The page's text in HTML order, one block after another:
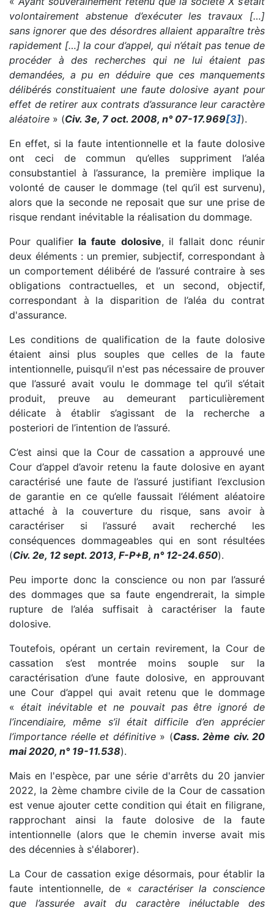
volontairement abstenue d’exécuter les travaux […]
sans ignorer que des désordres allaient apparaître très
rapidement […] la cour d’appel, qui n’était pas tenue de
procéder à des recherches qui ne lui étaient pas
demandées, a pu en déduire que ces manquements
délibérés constituaient une faute dolosive ayant pour
effet de retirer aux contrats d’assurance leur caractère
aléatoire » (Civ. 3e, 7 oct. 2008, n° 07-17.969[3]).
En effet, si la faute intentionnelle et la faute dolosive
ont ceci de commun qu’elles suppriment l’aléa
consubstantiel à l’assurance, la première implique la
volonté de causer le dommage (tel qu’il est survenu),
alors que la seconde ne reposait que sur une prise de
risque rendant inévitable la réalisation du dommage.
Pour qualifier la faute dolosive, il fallait donc réunir
deux éléments : un premier, subjectif, correspondant à
un comportement délibéré de l’assuré contraire à ses
obligations contractuelles, et un second, objectif,
correspondant à la disparition de l’aléa du contrat
d'assurance.
Les conditions de qualification de la faute dolosive
étaient ainsi plus souples que celles de la faute
intentionnelle, puisqu’il n'est pas nécessaire de prouver
que l’assuré avait voulu le dommage tel qu’il s’était
produit, preuve au demeurant particulièrement
délicate à établir s’agissant de la recherche a
posteriori de l’intention de l’assuré.
C’est ainsi que la Cour de cassation a approuvé une
Cour d’appel d’avoir retenu la faute dolosive en ayant
caractérisé une faute de l’assuré justifiant l’exclusion
de garantie en ce qu’elle faussait l’élément aléatoire
attaché à la couverture du risque, sans avoir à
caractériser si l’assuré avait recherché les
conséquences dommageables qui en sont résultées
(Civ. 2e, 12 sept. 2013, F-P+B, n° 12-24.650).
Peu importe donc la conscience ou non par l’assuré
des dommages que sa faute engendrerait, la simple
rupture de l’aléa suffisait à caractériser la faute
dolosive.
Toutefois, opérant un certain revirement, la Cour de
cassation s’est montrée moins souple sur la
caractérisation d’une faute dolosive, en approuvant
une Cour d’appel qui avait retenu que le dommage
« était inévitable et ne pouvait pas être ignoré de
l’incendiaire, même s’il était difficile d’en apprécier
l’importance réelle et définitive» (Cass. 2ème civ. 20
mai 2020, n° 19-11.538).
Mais en l'espèce, par une série d'arrêts du 20 janvier
2022, la 2ème chambre civile de la Cour de cassation
est venue ajouter cette condition qui était en filigrane,
rapprochant ainsi la faute dolosive de la faute
intentionnelle (alors que le chemin inverse avait mis
des décennies à s'élaborer).
La Cour de cassation exige désormais, pour établir la
faute intentionnelle, de « caractériser la conscience
que l’assurée avait du caractère inéluctable des